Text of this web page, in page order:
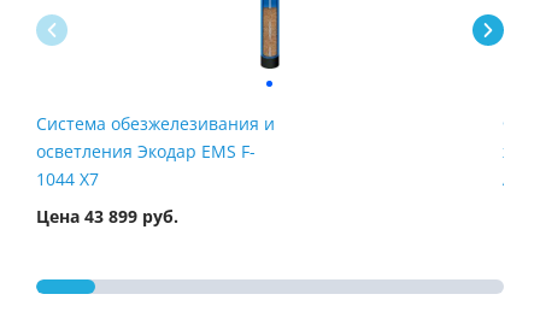
Система обезжелезивания и
осветления Экодар EMS F-
1044 X7
Цена 43 899 руб.